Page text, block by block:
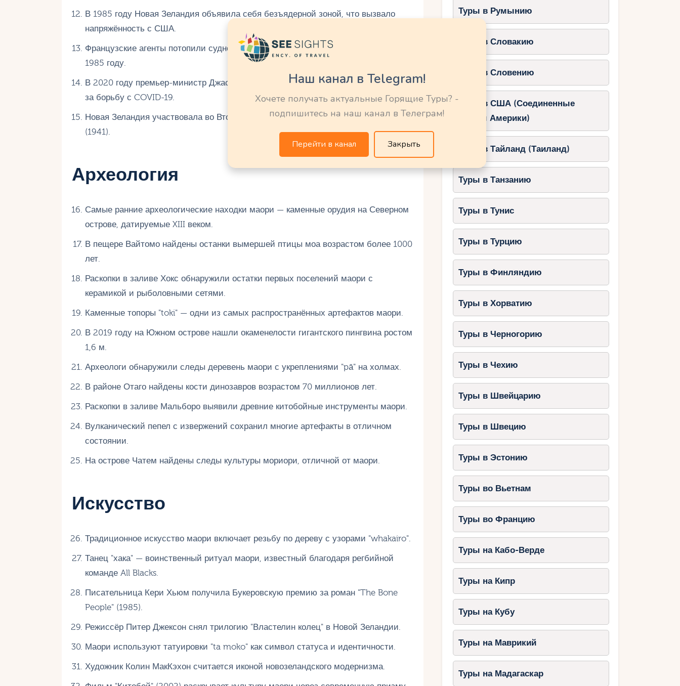
В 1985 году Новая Зеландия объявила себя безъядерной зоной, что вызвало
напряжённость с США.
Французские агенты потопили судно Greenpeace "Rainbow Warrior" в Окленде в
1985 году.
В 2020 году премьер-министр Джасинда Ардерн получила мировую известность
за борьбу с COVID-19.
Новая Зеландия участвовала во Второй мировой войне, включая битву за Крит
(1941).
Археология
Самые ранние археологические находки маори — каменные орудия на Северном
острове, датируемые XIII веком.
В пещере Вайтомо найдены останки вымершей птицы моа возрастом более 1000
лет.
Раскопки в заливе Хокс обнаружили остатки первых поселений маори с
керамикой и рыболовными сетями.
Каменные топоры "toki" — одни из самых распространённых артефактов маори.
В 2019 году на Южном острове нашли окаменелости гигантского пингвина ростом
1,6 м.
Археологи обнаружили следы деревень маори с укреплениями "pā" на холмах.
В районе Отаго найдены кости динозавров возрастом 70 миллионов лет.
Раскопки в заливе Мальборо выявили древние китобойные инструменты маори.
Вулканический пепел с извержений сохранил многие артефакты в отличном
состоянии.
На острове Чатем найдены следы культуры мориори, отличной от маори.
Искусство
Традиционное искусство маори включает резьбу по дереву с узорами "whakairo".
Танец "хака" — воинственный ритуал маори, известный благодаря регбийной
команде All Blacks.
Писательница Кери Хьюм получила Букеровскую премию за роман "The Bone
People" (1985).
Режиссёр Питер Джексон снял трилогию "Властелин колец" в Новой Зеландии.
Маори используют татуировки "ta moko" как символ статуса и идентичности.
Художник Колин МакКэхон считается иконой новозеландского модернизма.
Туры в Румынию
Туры в Словакию
Туры в Словению
Туры в США (Соединенные
Штаты Америки)
Туры в Тайланд (Таиланд)
Туры в Танзанию
Туры в Тунис
Туры в Турцию
Туры в Финляндию
Туры в Хорватию
Туры в Черногорию
Туры в Чехию
Туры в Швейцарию
Туры в Швецию
Туры в Эстонию
Туры во Вьетнам
Туры во Францию
Туры на Кабо-Верде
Туры на Кипр
Туры на Кубу
Туры на Маврикий
Туры на Мадагаскар
Наш канал в Telegram!
Хочете получать актуальные Горящие Туры? -
подпишитесь на наш канал в Телеграм!
Перейти в канал Закрыть